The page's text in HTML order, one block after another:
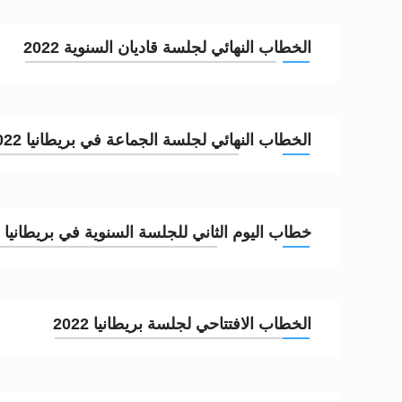
الحجّ.. دلالات، حِكم، وأهداف >> المزيد
اقرأ هذا المقال في أهمية عيد
الحجّ.. دلالات، حِكم، وأهداف >>
تعميم هامّ لأفراد الجماعة >>
الخطاب النهائي لجلسة قاديان السنوية 2022
الخطاب النهائي لجلسة الجماعة في بريطانيا 2022
خطاب اليوم الثاني للجلسة السنوية في بريطانيا 2022
الخطاب الافتتاحي لجلسة بريطانيا 2022